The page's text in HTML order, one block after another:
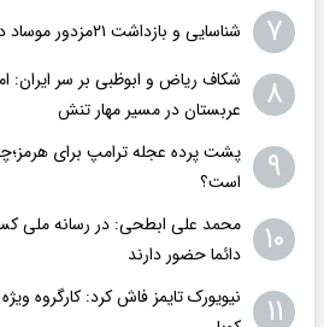
۷ شناسایی و بازداشت ۲۱مزدور موساد در کرمان
۸
شکاف ریاض و ابوظبی بر سر ایران:
عربستان در مسیر مهار تنش
۹
پشت پرده عجله ترامپ برای
است؟
۱۰
محمد علی ابطحی: در رسانه ملی
دائما حضور دارند
۱۱
نیویورک تایمز فاش کرد: کارگروه